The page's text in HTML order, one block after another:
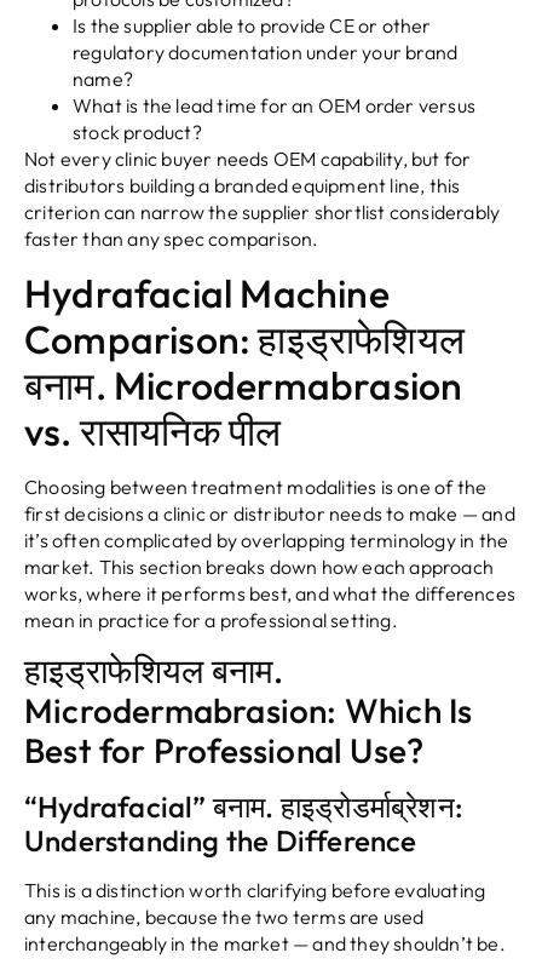
Is the supplier able to provide CE or other
regulatory documentation under your brand
name?
What is the lead time for an OEM order versus
stock product?
Not every clinic buyer needs OEM capability, but for
distributors building a branded equipment line, this
criterion can narrow the supplier shortlist considerably
faster than any spec comparison.
Hydrafacial Machine
Comparison: हाइड्राफेशियल
बनाम. Microdermabrasion
vs. रासायनिक पील
Choosing between treatment modalities is one of the
first decisions a clinic or distributor needs to make — and
it’s often complicated by overlapping terminology in the
market. This section breaks down how each approach
works,where it performs best,and what the differences
mean in practice for a professional setting.
हाइड्राफेशियल बनाम.
Microdermabrasion: Which Is
Best for Professional Use?
“Hydrafacial” बनाम. हाइड्रोडर्माब्रेशन:
Understanding the Difference
This is a distinction worth clarifying before evaluating
any machine, because the two terms are used
interchangeably in the market — and they shouldn’t be.